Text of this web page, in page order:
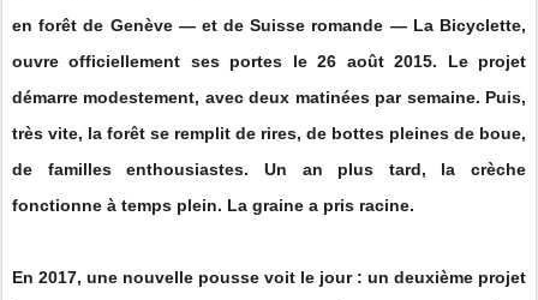
en forêt de Genève — et de Suisse romande — La Bicyclette,
ouvre officiellement ses portes le 26 août 2015. Le projet
démarre modestement, avec deux matinées par semaine. Puis,
très vite, la forêt se remplit de rires, de bottes pleines de boue,
de familles enthousiastes. Un an plus tard, la crèche
fonctionne à temps plein. La graine a pris racine.
En 2017, une nouvelle pousse voit le jour : un deuxième projet